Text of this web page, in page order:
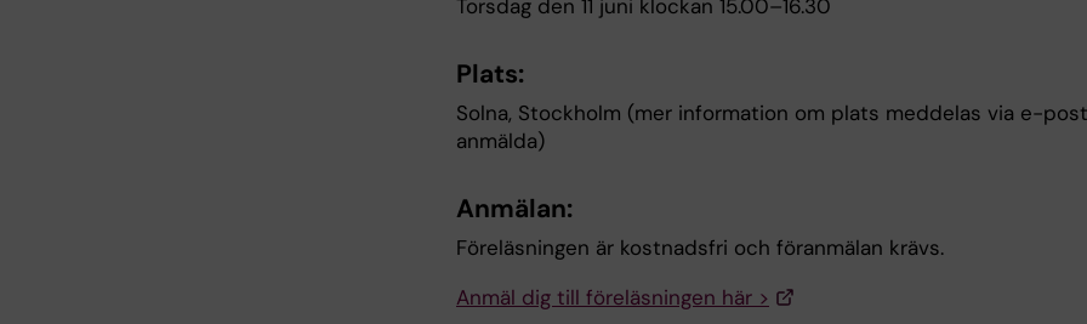
Torsdag den 11 juni klockan 15.00–16.30
Plats:
Solna, Stockholm (mer information om plats meddelas via e-
anmälda)
Anmälan:
Föreläsningen är kostnadsfri och föranmälan krävs.
Anmäl dig till föreläsningen här >